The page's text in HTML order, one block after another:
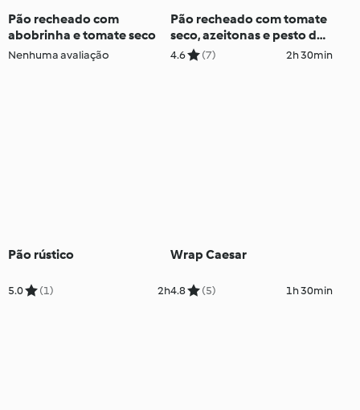
Pão recheado com
abobrinha e tomate seco
Nenhuma avaliação
Pão recheado com tomate
seco, azeitonas e pesto de
manjericão
4.6 (7) 2h 30min
Pão rústico
5.0 (1) 2h
Wrap Caesar
4.8 (5) 1h 30min